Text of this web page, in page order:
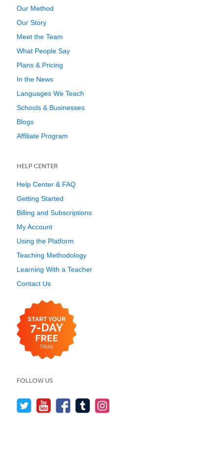
Our Method
Our Story
Meet the Team
What People Say
Plans & Pricing
In the News
Languages We Teach
Schools & Businesses
Blogs
Affiliate Program
HELP CENTER
Help Center & FAQ
Getting Started
Billing and Subscriptions
My Account
Using the Platform
Teaching Methodology
Learning With a Teacher
Contact Us
FOLLOW US